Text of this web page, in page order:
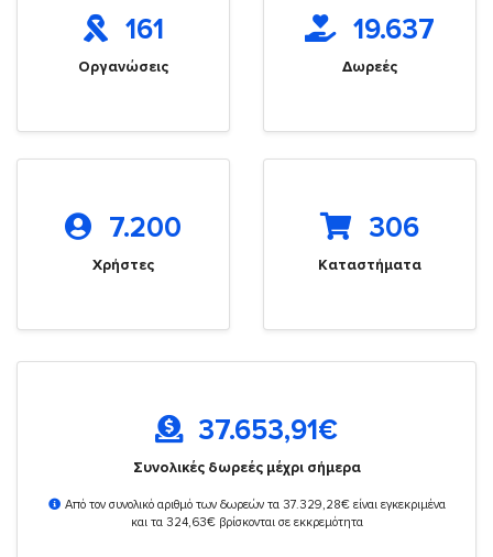
161
Οργανώσεις
19.637
Δωρεές
7.200
Χρήστες
306
Καταστήματα
37.653,91€
Συνολικές δωρεές μέχρι σήμερα
Από τον συνολικό αριθμό των δωρεών τα 37.329,28€ είναι εγκεκριμένα
και τα 324,63€ βρίσκονται σε εκκρεμότητα